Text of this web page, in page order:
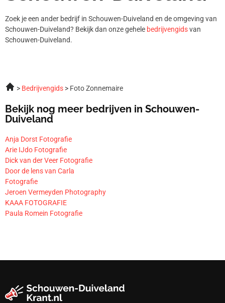
Zoek je een ander bedrijf in Schouwen-Duiveland en de omgeving van
Schouwen-Duiveland? Bekijk dan onze gehele bedrijvengidsvan
Schouwen-Duiveland.
Bedrijvengids Foto Zonnemaire
Bekijk nog meer bedrijven in Schouwen-
Duiveland
Anja Dorst Fotografie
Arie IJdo Fotografie
Dick van der Veer Fotografie
Door de lens van Carla
Fotografie
Jeroen Vermeyden Photography
KAAA FOTOGRAFIE
Paula Romein Fotografie